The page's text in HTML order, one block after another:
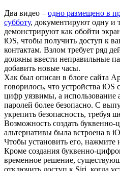
Два видео – одно размещено в
субботу, документируют одну и
демонстрируют как обойти
iOS, чтобы получить доступ к
контактам. Взлом требует ряд
должны ввести неправильные
добавить новые часы.
Хак был описан в блоге сайта
говорилось, что устройства
цифр уязвимы, а
паролей более безопасно. С
укрепить безопасность, требуя
Возможность создать буквенно-
альтернативы была встроена в
Чтобы установить его,
Кроме создания буквенно-
временное решение,